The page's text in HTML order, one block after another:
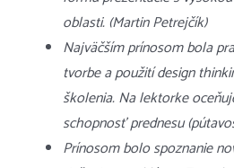
oblasti. (Martin Petrejčík)
Najväčším prínosom bola
tvorbe a použití design
školenia. Na lektorke
schopnosť prednesu
Prínosom bolo spoznanie